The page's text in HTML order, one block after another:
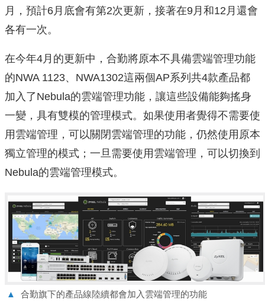
月，預計6月底會有第2次更新，接著在9月和12月還會
各有一次。
在今年4月的更新中，合勤將原本不具備雲端管理功能
的NWA 1123、NWA1302這兩個AP系列共4款產品都
加入了Nebula的雲端管理功能，讓這些設備能夠搖身
一變，具有雙模的管理模式。如果使用者覺得不需要使
用雲端管理，可以關閉雲端管理的功能，仍然使用原本
獨立管理的模式；一旦需要使用雲端管理，可以切換到
Nebula的雲端管理模式。
▲ 合勤旗下的產品線陸續都會加入雲端管理的功能